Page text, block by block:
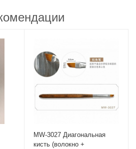
MW-3027 Диагональная
кисть (волокно +